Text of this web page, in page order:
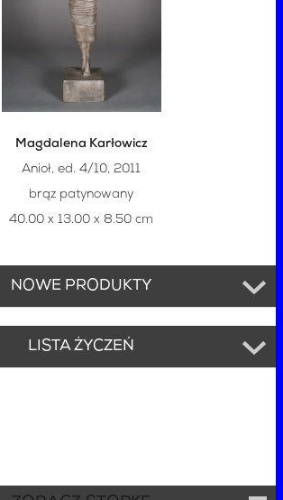
Magdalena Karłowicz
Anioł, ed. 4/10, 2011
brąz patynowany
40.00 x 13.00 x 8.50 cm
NOWE PRODUKTY
LISTA ŻYCZEŃ